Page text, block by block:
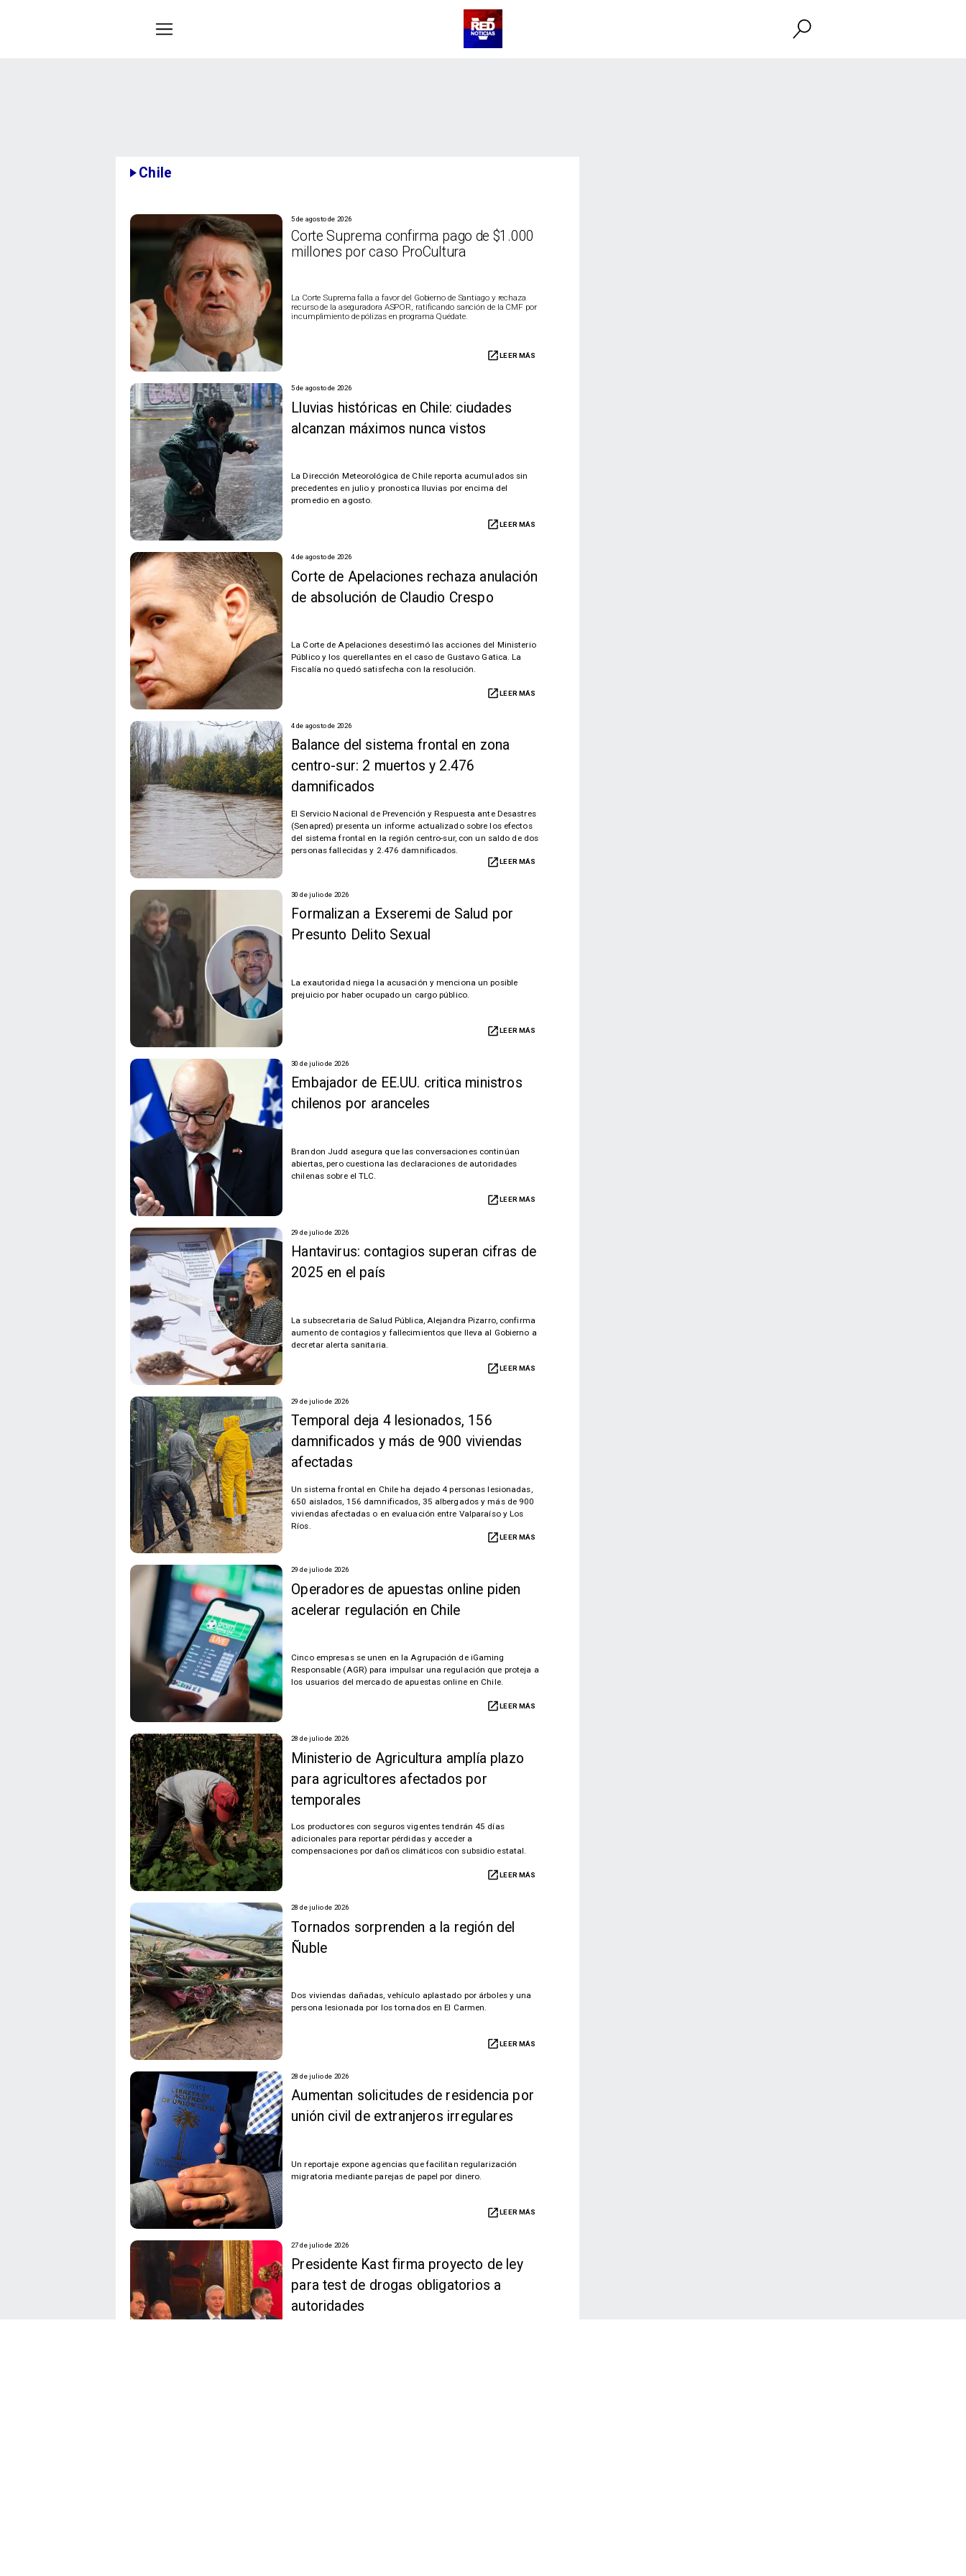
Chile
5 de agosto de 2026
Corte Suprema confirma pago de $1.000
millones por caso ProCultura
La Corte Suprema falla a favor del Gobierno de Santiago y rechaza
recurso de la aseguradora ASPOR, ratificando sanción de la CMF por
incumplimiento de pólizas en programa Quédate.
LEER MÁS
5 de agosto de 2026
Lluvias históricas en Chile: ciudades
alcanzan máximos nunca vistos
La Dirección Meteorológica de Chile reporta acumulados sin
precedentes en julio y pronostica lluvias por encima del
promedio en agosto.
LEER MÁS
4 de agosto de 2026
Corte de Apelaciones rechaza anulación
de absolución de Claudio Crespo
La Corte de Apelaciones desestimó las acciones del Ministerio
Público y los querellantes en el caso de Gustavo Gatica. La
Fiscalía no quedó satisfecha con la resolución.
LEER MÁS
4 de agosto de 2026
Balance del sistema frontal en zona
centro-sur: 2 muertos y 2.476
damnificados
El Servicio Nacional de Prevención y Respuesta ante Desastres
(Senapred) presenta un informe actualizado sobre los efectos
del sistema frontal en la región centro-sur, con un saldo de dos
personas fallecidas y 2.476 damnificados.
LEER MÁS
30 de julio de 2026
Formalizan a Exseremi de Salud por
Presunto Delito Sexual
La exautoridad niega la acusación y menciona un posible
prejuicio por haber ocupado un cargo público.
LEER MÁS
30 de julio de 2026
Embajador de EE.UU. critica ministros
chilenos por aranceles
Brandon Judd asegura que las conversaciones continúan
abiertas, pero cuestiona las declaraciones de autoridades
chilenas sobre el TLC.
LEER MÁS
29 de julio de 2026
Hantavirus: contagios superan cifras de
2025 en el país
La subsecretaria de Salud Pública, Alejandra Pizarro, confirma
aumento de contagios y fallecimientos que lleva al Gobierno a
decretar alerta sanitaria.
LEER MÁS
29 de julio de 2026
Temporal deja 4 lesionados, 156
damnificados y más de 900 viviendas
afectadas
Un sistema frontal en Chile ha dejado 4 personas lesionadas,
650 aislados, 156 damnificados, 35 albergados y más de 900
viviendas afectadas o en evaluación entre Valparaíso y Los
Ríos.
LEER MÁS
29 de julio de 2026
Operadores de apuestas online piden
acelerar regulación en Chile
Cinco empresas se unen en la Agrupación de iGaming
Responsable (AGR) para impulsar una regulación que proteja a
los usuarios del mercado de apuestas online en Chile.
LEER MÁS
28 de julio de 2026
Ministerio de Agricultura amplía plazo
para agricultores afectados por
temporales
Los productores con seguros vigentes tendrán 45 días
adicionales para reportar pérdidas y acceder a
compensaciones por daños climáticos con subsidio estatal.
LEER MÁS
28 de julio de 2026
Tornados sorprenden a la región del
Ñuble
Dos viviendas dañadas, vehículo aplastado por árboles y una
persona lesionada por los tornados en El Carmen.
LEER MÁS
28 de julio de 2026
Aumentan solicitudes de residencia por
unión civil de extranjeros irregulares
Un reportaje expone agencias que facilitan regularización
migratoria mediante parejas de papel por dinero.
LEER MÁS
27 de julio de 2026
Presidente Kast firma proyecto de ley
para test de drogas obligatorios a
autoridades